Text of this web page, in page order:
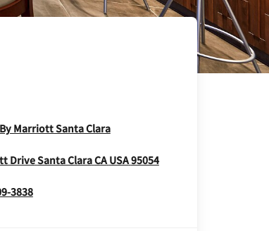
Marriott Santa ClaraOpens In New Window
DriveSanta ClaraCA USA95054Opens In New
3838